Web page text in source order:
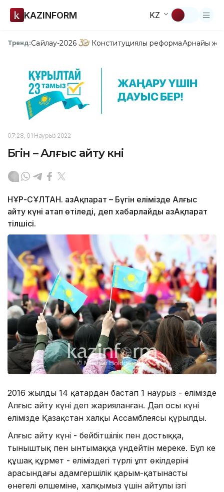
KAZINFORM KZ
Тренд:Сайлау-2026 Конституциялық реформаАрнайы
07:28, 01 Наурыз 2022
Бүгін – Алғыс айту күні
НҰР-СҰЛТАН. ҚазАқпарат – Бүгін елімізде Алғыс
айту күні атап өтіледі, деп хабарлайды ҚазАқпарат
тілшісі.
2016 жылдың 14 қаңтардан бастап 1 наурыз - елімізде
Алғыс айту күні деп жарияланған. Дәл осы күні
елімізде Қазақстан халқы Ассамблеясы құрылды.
Алғыс айту күні - бейбітшілік пен достыққа,
тыныштық пен ынтымаққа үндейтін мереке. Бұл кең
құшақ құрмет - еліміздегі түрлі ұлт өкілдерінің
арасындағы адамгершілік қарым-қатынастың
өнегелі өлшеміне, халқымыз үшін айтулы ізгі